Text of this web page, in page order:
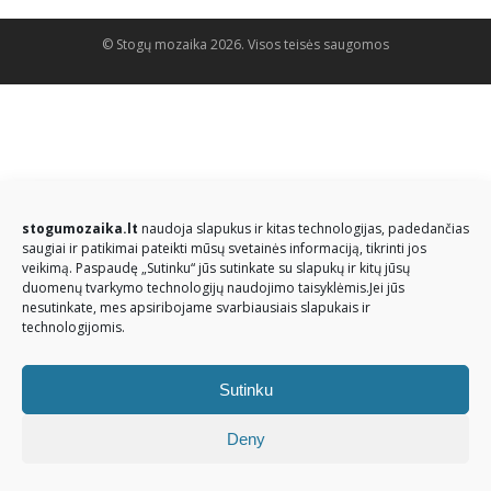
stogumozaika.lt naudoja slapukus ir kitas technologijas, padedančias
saugiai ir patikimai pateikti mūsų svetainės informaciją, tikrinti jos
veikimą. Paspaudę „Sutinku“ jūs sutinkate su slapukų ir kitų jūsų
duomenų tvarkymo technologijų naudojimo taisyklėmis.Jei jūs
nesutinkate, mes apsiribojame svarbiausiais slapukais ir
technologijomis.
Sutinku
Deny
© Stogų mozaika 2026. Visos teisės saugomos